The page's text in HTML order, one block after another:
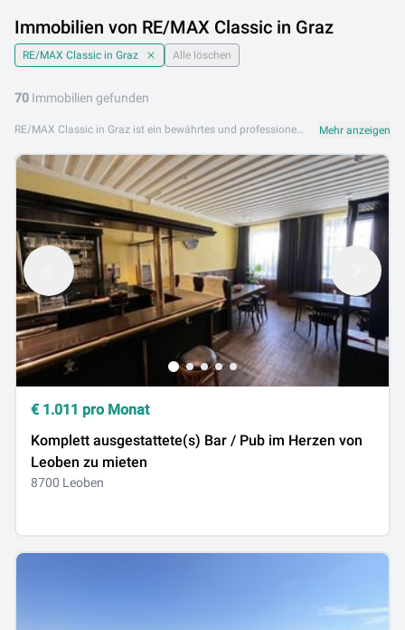
Immobilien von RE/MAX Classic in Graz
RE/MAX Classic in Graz Alle löschen
70 Immobilien gefunden
RE/MAX Classic in Graz ist ein bewährtes und professionelles Immobilienbüro aus dem weltweiten RE/MAX-Netzwerk. Mit einem großen, erfahrenen Team und tiefem Verständnis des Grazer Immobilienmarkts begleitet RE/MAX Classic Kunden bei Kauf, Verkauf und Vermietung von Immobilien. Das breite Angebot von RE/MAX Classic in Graz umfasst Eigentumswohnungen, Mietwohnungen, Einfamilienhäuser, Zinshäuser sowie Gewerbe- und Anlageimmobilien in Graz und Umgebung. Das Team steht für Beratungsqualität auf höchstem Niveau. RE/MAX Classic in Graz ist an folgenden Standorten aktiv: 8010 Graz. Entdecken Sie das umfangreiche Immobilienangebot von RE/MAX Classic in Graz auf Lib.at und finden Sie Ihr neues Zuhause in der Grazer Genusshauptstadt. Mehr anzeigen
€ 1.011 pro Monat
Komplett ausgestattete(s) Bar / Pub im Herzen von
Leoben zu mieten
8700 Leoben